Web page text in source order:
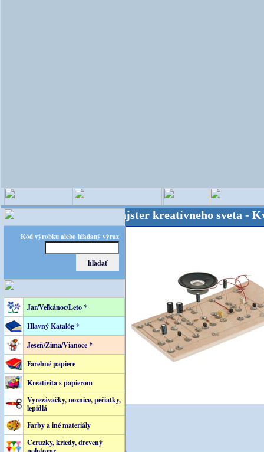
Kód výrobku alebo hľadaný výraz
Jar/Veľkánoc/Leto *
Hlavný Katalóg *
Jeseň/Zima/Vianoce *
Farebné papiere
Kreativita s papierom
Vyrezávačky, noznice, pečiatky,
lepidlá
Farby a iné materiály
Ceruzky, kriedy, drevený
OPITEC - majster kreatívneho sveta -